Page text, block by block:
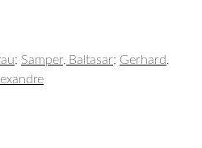
; Samper, Baltasar; Gerhard,